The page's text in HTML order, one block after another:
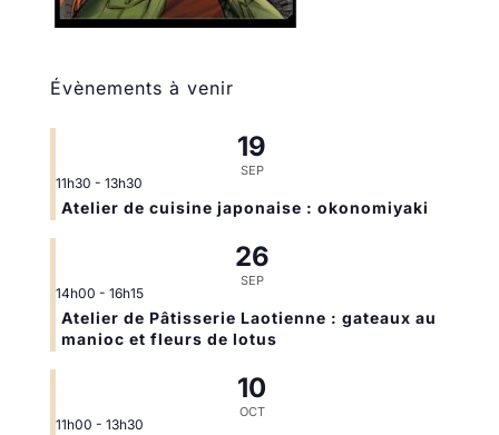
Évènements à venir
19
SEP
11h30 - 13h30
Atelier de cuisine japonaise : okonomiyaki
26
SEP
14h00 - 16h15
Atelier de Pâtisserie Laotienne : gateaux au
manioc et fleurs de lotus
10
OCT
11h00 - 13h30